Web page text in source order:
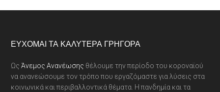
Footer
ΕΎΧΟΜΑΙ ΤΑ ΚΑΛΎΤΕΡΑ ΓΡΉΓΟΡΑ
ΩςΆνεμος Ανανέωσης θέλουμε την περίοδο του κοροναϊού
να ανανεώσουμε τον τρόπο που εργαζόμαστε για λύσεις στα
κοινωνικά και περιβαλλοντικά θέματα. Η πανδημία και τα